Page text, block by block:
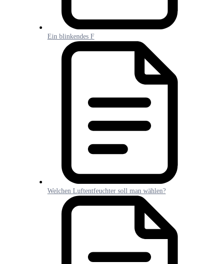
Ein blinkendes F
Welchen Luftentfeuchter soll man wählen?